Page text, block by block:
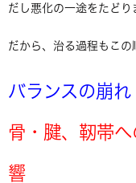
だし悪化の一途をたどり
だから、治る過程もこの
バランスの崩れ
骨・腱、靭帯へ
響